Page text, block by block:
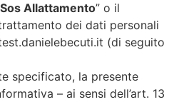
Sos Allattamento” o il
dei dati personali
(di seguito
specificato, la presente
– ai sensi dell’art. 13